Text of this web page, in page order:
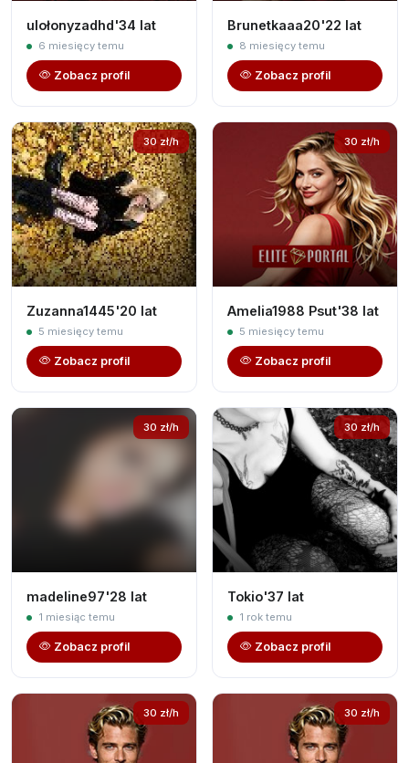
ulołonyzadhd'34 lat
6 miesięcy temu
Zobacz profil
Brunetkaaa20'22 lat
8 miesięcy temu
Zobacz profil
30 zł/h
Zuzanna1445'20 lat
5 miesięcy temu
Zobacz profil
30 zł/h
Amelia1988 Psut'38 lat
5 miesięcy temu
Zobacz profil
30 zł/h
madeline97'28 lat
1 miesiąc temu
Zobacz profil
30 zł/h
Tokio'37 lat
1 rok temu
Zobacz profil
30 zł/h 30 zł/h